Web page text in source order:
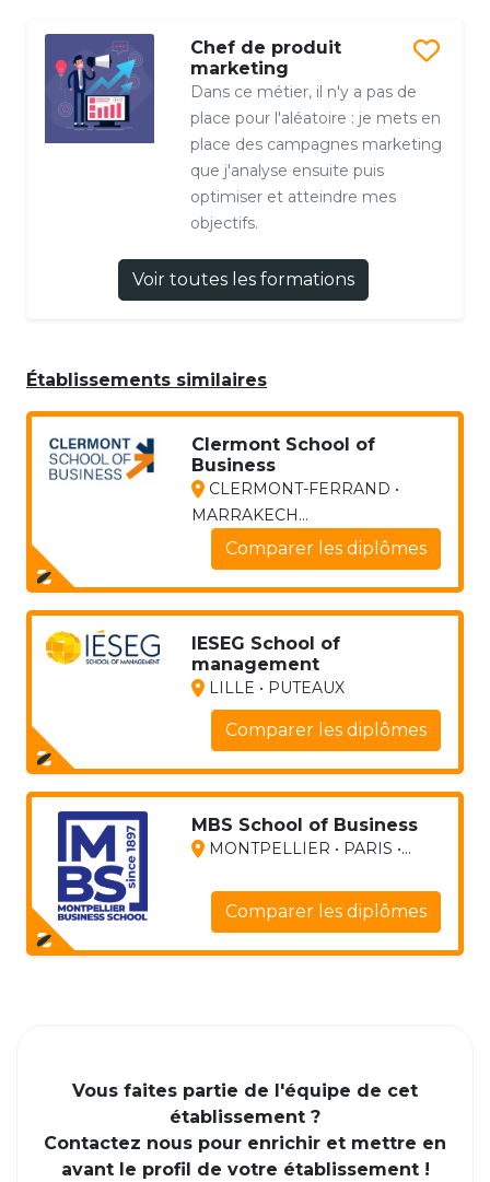
Chef de produit
marketing
Dans ce métier, il n'y a pas de
place pour l'aléatoire : je mets en
place des campagnes marketing
que j'analyse ensuite puis
optimiser et atteindre mes
objectifs.
Voir toutes les formations
Établissements similaires
Clermont School of
Business
CLERMONT-FERRAND •
MARRAKECH...
Comparer les diplômes
IESEG School of
management
LILLE • PUTEAUX
Comparer les diplômes
MBS School of Business
MONTPELLIER • PARIS •...
Comparer les diplômes
Vous faites partie de l'équipe de cet
établissement ?
Contactez nous pour enrichir et mettre en
avant le profil de votre établissement !